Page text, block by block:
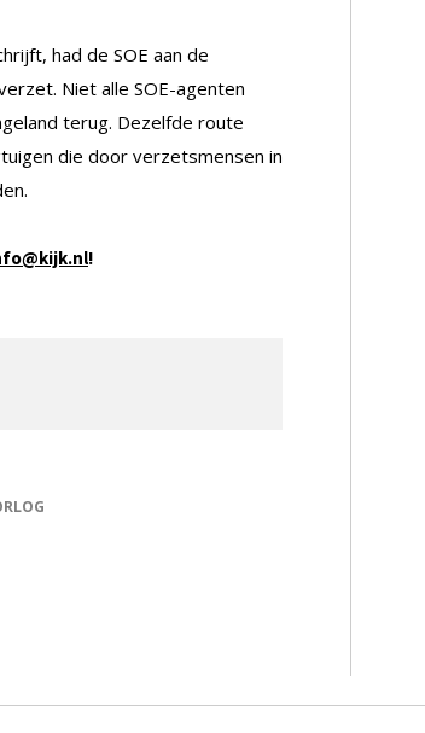
had de SOE aan de
Niet alle SOE-agenten
terug. Dezelfde route
die door verzetsmensen in
!